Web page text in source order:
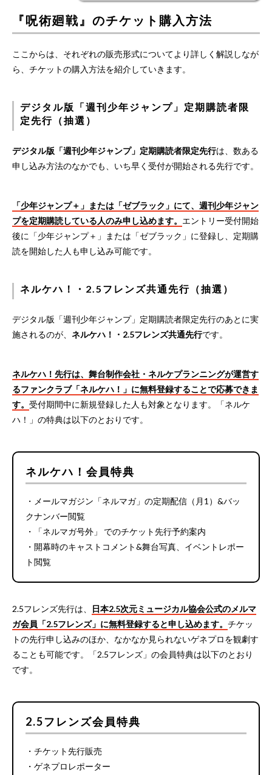
『呪術廻戦』のチケット購入方法
ここからは、それぞれの販売形式についてより詳しく解説しなが
ら、チケットの購入方法を紹介していきます。
デジタル版「週刊少年ジャンプ」定期購読者限
定先行（抽選）
デジタル版「週刊少年ジャンプ」定期購読者限定先行は、数ある
申し込み方法のなかでも、いち早く受付が開始される先行です。
「少年ジャンプ＋」または「ゼブラック」にて、週刊少年ジャン
プを定期購読している人のみ申し込めます。 エントリー受付開始
後に「少年ジャンプ＋」または「ゼブラック」に登録し、定期購
読を開始した人も申し込み可能です。
ネルケハ！・2.5フレンズ共通先行（抽選）
デジタル版「週刊少年ジャンプ」定期購読者限定先行のあとに実
施されるのが、 ネルケハ！・2.5フレンズ共通先行です。
ネルケハ！先行は、舞台制作会社・ネルケプランニングが運営す
るファンクラブ「ネルケハ！ 」に無料登録することで応募できま
す。 受付期間中に新規登録した人も対象となります。「ネルケ
ハ！」の特典は以下のとおりです。
ネルケハ！会員特典
・メールマガジン「ネルマガ」の定期配信（月1）&バッ
クナンバー閲覧
・「ネルマガ号外」 でのチケット先行予約案内
・開幕時のキャストコメント&舞台写真、イベントレポー
ト閲覧
2.5フレンズ先行は、
日本2.5次元ミュージカル協会公式のメルマ
ガ会員「2.5フレンズ」に無料登録すると申し込めます。 チケッ
トの先行申し込みのほか、なかなか見られないゲネプロを観劇す
ることも可能です。「2.5フレンズ」の会員特典は以下のとおり
です。
2.5フレンズ会員特典
・チケット先行販売
・ゲネプロレポーター